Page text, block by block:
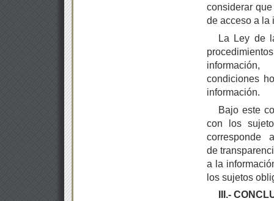
considerar
de acceso a la
La Ley de
condiciones
información.
Bajo este
con los
corresponde
de
a la
los sujetos
III.-